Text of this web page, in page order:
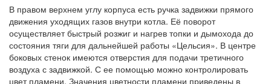
В правом верхнем углу корпуса есть ручка задвижки прямого
движения уходящих газов внутри котла. Её поворот
осуществляет быстрый розжиг и нагрев топки и дымохода до
состояния тяги для дальнейшей работы «Цельсия». В центре
боковых стенок имеются отверстия для подачи третичного
воздуха с задвижкой. С ее помощью можно контролировать
цвет пламени. Значения цветности пламени приведены в